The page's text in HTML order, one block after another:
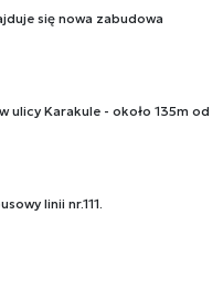
się nowa zabudowa
ulicy Karakule - około 135m od
linii nr.111.